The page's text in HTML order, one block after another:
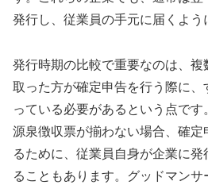
発行し、従業員の手元に届くよう
発行時期の比較で重要なのは、
取った方が確定申告を行う際に
っている必要があるという点で
源泉徴収票が揃わない場合、確
るために、従業員自身が企業に
ることもあります。グッドマン